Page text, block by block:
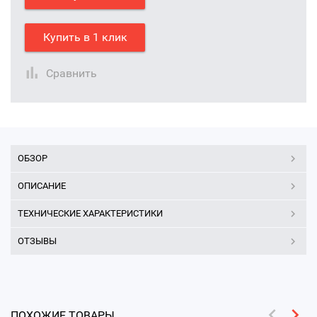
Купить в 1 клик
Сравнить
ОБЗОР
ОПИСАНИЕ
ТЕХНИЧЕСКИЕ ХАРАКТЕРИСТИКИ
ОТЗЫВЫ